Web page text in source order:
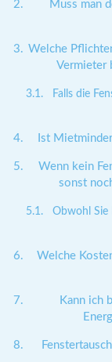
Muss man
Welche
Vermieter
Falls die
Ist
Wenn kein
sonst
Obwohl Sie
Welche
Kann ich